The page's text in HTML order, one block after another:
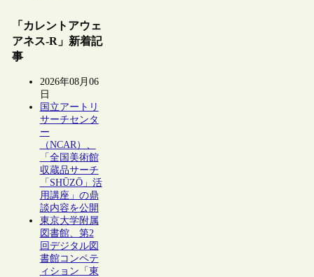
「カレントアウェ
アネス-R」新着記
事
2026年08月06
日
国立アートリ
サーチセンタ
ー
（NCAR）、
「全国美術館
収蔵品サーチ
「SHŪZŌ」活
用講座」の鼎
談内容を公開
東京大学附属
図書館、第2
回デジタル図
書館コンペテ
ィション「東